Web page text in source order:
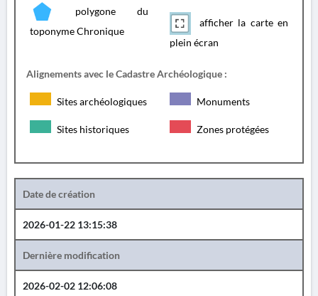
polygone du
toponyme Chronique
afficher la carte en
plein écran
Alignements avec le Cadastre Archéologique :
Sites archéologiques Monuments
Sites historiques Zones protégées
Date de création
2026-01-22 13:15:38
Dernière modification
2026-02-02 12:06:08